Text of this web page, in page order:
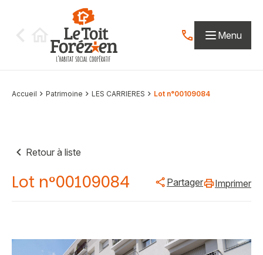
Contactez-nous
Menu
Accueil Patrimoine LES CARRIERES Lot n°00109084
Retour à liste
Lot n°00109084 Partager Imprimer